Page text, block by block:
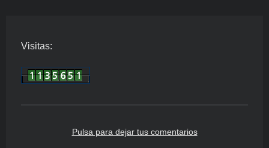
Visitas:
Pulsa para dejar tus comentarios